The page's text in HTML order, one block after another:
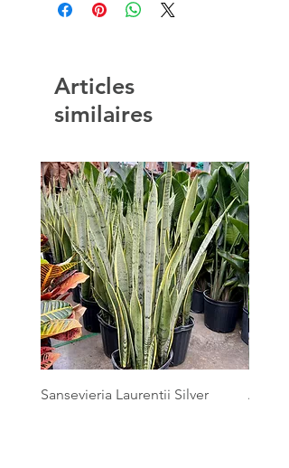
Articles
similaires
Sansevieria Laurentii Silver